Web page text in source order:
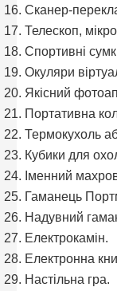
Сканер-
Телескоп,
Спортивні
Окуляри
Якісний
Портативна
Термокухоль
Кубики для
Іменний
Гаманець
Надувний
Електрокамін.
Електронна
Настільна гра.